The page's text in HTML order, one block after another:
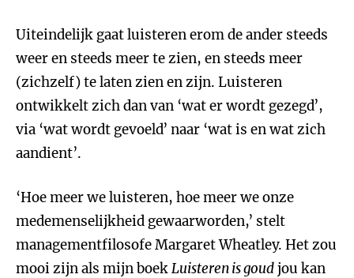
Uiteindelijk gaat luisteren erom de ander steeds
weer en steeds meer te zien, en steeds meer
(zichzelf) te laten zien en zijn. Luisteren
ontwikkelt zich dan van ‘wat er wordt gezegd’,
via ‘wat wordt gevoeld’ naar ‘wat is en wat zich
aandient’.
‘Hoe meer we luisteren, hoe meer we onze
medemenselijkheid gewaarworden,’ stelt
managementfilosofe Margaret Wheatley. Het zou
mooi zijn als mijn boekLuisteren is goudjou kan